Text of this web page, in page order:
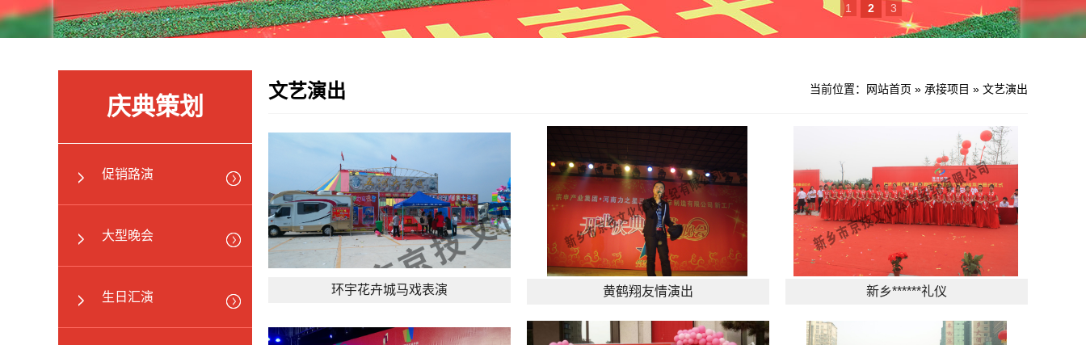
1 2 3
庆典策划
促销路演
大型晚会
生日汇演
文艺演出 当前位置： 网站首页 » 承接项目 » 文艺演出
环宇花卉城马戏表演 黄鹤翔友情演出 新乡******礼仪